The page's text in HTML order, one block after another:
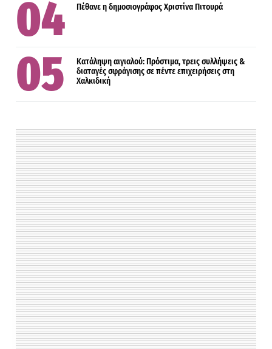
Πέθανε η δημοσιογράφος Χριστίνα Πιτουρά
Κατάληψη αιγιαλού: Πρόστιμα, τρεις συλλήψεις &
διαταγές σφράγισης σε πέντε επιχειρήσεις στη
Χαλκιδική